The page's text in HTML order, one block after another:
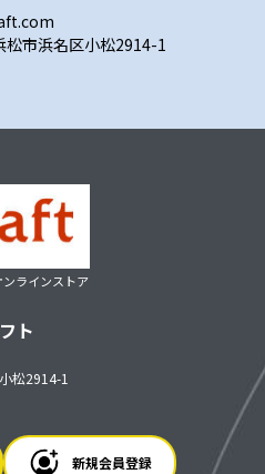
市浜名区小松2914-1
ラインストア
ト
松2914-1
新規会員登録